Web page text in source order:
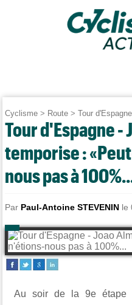
Cyclisme > Route >Tour d'Espagne
Tour d'Espagne -
temporise :
nous pas à
Par Paul-Antoine STEVENIN le
Au soir de la 9e étape